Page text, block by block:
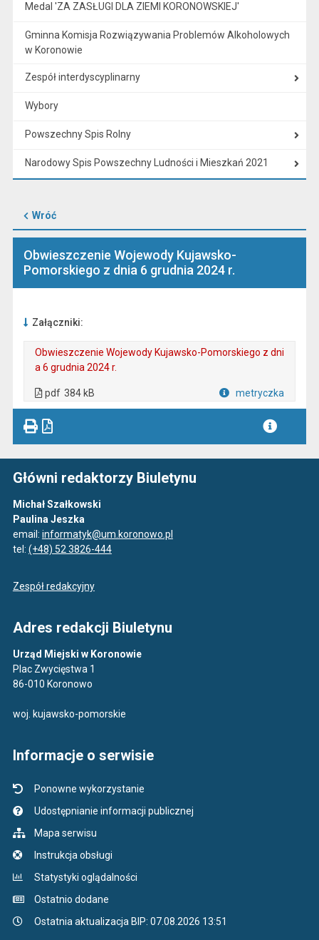
Medal 'ZA ZASŁUGI DLA ZIEMI KORONOWSKIEJ'
Gminna Komisja Rozwiązywania Problemów Alkoholowych
w Koronowie
Zespół interdyscyplinarny
Wybory
Powszechny Spis Rolny
Narodowy Spis Powszechny Ludności i Mieszkań 2021
Wróć
Obwieszczenie Wojewody Kujawsko-
Pomorskiego z dnia 6 grudnia 2024 r.
Załączniki:
Obwieszczenie Wojewody Kujawsko-Pomorskiego z dni
a 6 grudnia 2024 r.
pdf 384 kB metryczka
Główni redaktorzy Biuletynu
Michał Szałkowski
Paulina Jeszka
email: informatyk@um.koronowo.pl
tel: (+48) 52 3826-444
Zespół redakcyjny
Adres redakcji Biuletynu
Urząd Miejski w Koronowie
Plac Zwycięstwa 1
86-010 Koronowo
woj. kujawsko-pomorskie
Informacje o serwisie
Ponowne wykorzystanie
Udostępnianie informacji publicznej
Mapa serwisu
Instrukcja obsługi
Statystyki oglądalności
Ostatnio dodane
Ostatnia aktualizacja BIP: 07.08.2026 13:51